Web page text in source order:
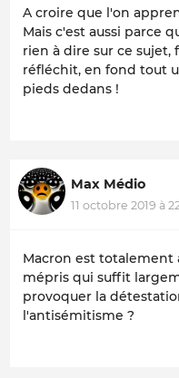
A croire que l'on
Mais c'est aussi parce
rien à dire sur ce
réfléchit, en fond tout
pieds dedans !
Max Médio
11 octobre 2019 à
Macron est
mépris qui suffit
provoquer la
l'antisémitisme ?